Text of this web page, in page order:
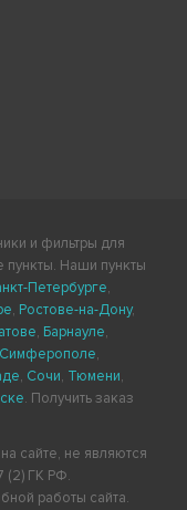
и фильтры для
Наши пункты
Петербурге,
, Ростове-на-Дону,
, Барнауле,
Симферополе,
, Сочи, Тюмени,
. Получить заказ
сайте, не являются
(2) ГК РФ.
работы сайта.